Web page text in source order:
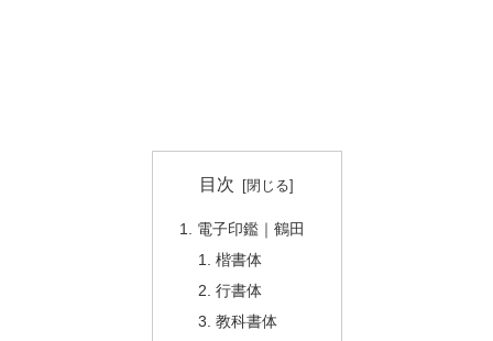
目次
電子印鑑｜鶴田
楷書体
行書体
教科書体